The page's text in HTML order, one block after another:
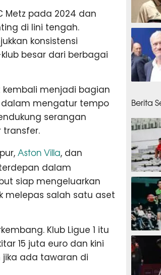
Metz pada 2024 dan
di lini tengah.
konsistensi
besar dari berbagai
kembali menjadi bagian
dalam mengatur tempo
serangan
Aston Villa, dan
dalam
siap mengeluarkan
melepas salah satu aset
Klub Ligue 1 itu
15 juta euro dan kini
ada tawaran di
22
Berita
SEPAK
BASKET